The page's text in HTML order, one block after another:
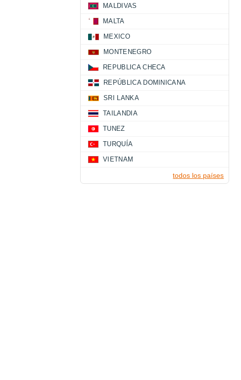
MALDIVAS
MALTA
MEXICO
MONTENEGRO
REPUBLICA CHECA
REPÚBLICA DOMINICANA
SRI LANKA
TAILANDIA
TUNEZ
TURQUÍA
VIETNAM
todos los países